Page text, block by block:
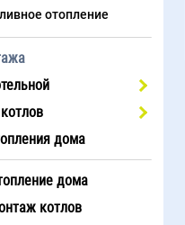
отопление
дома
дома
котлов